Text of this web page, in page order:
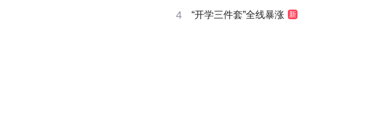
4 “开学三件套”全线暴涨 新